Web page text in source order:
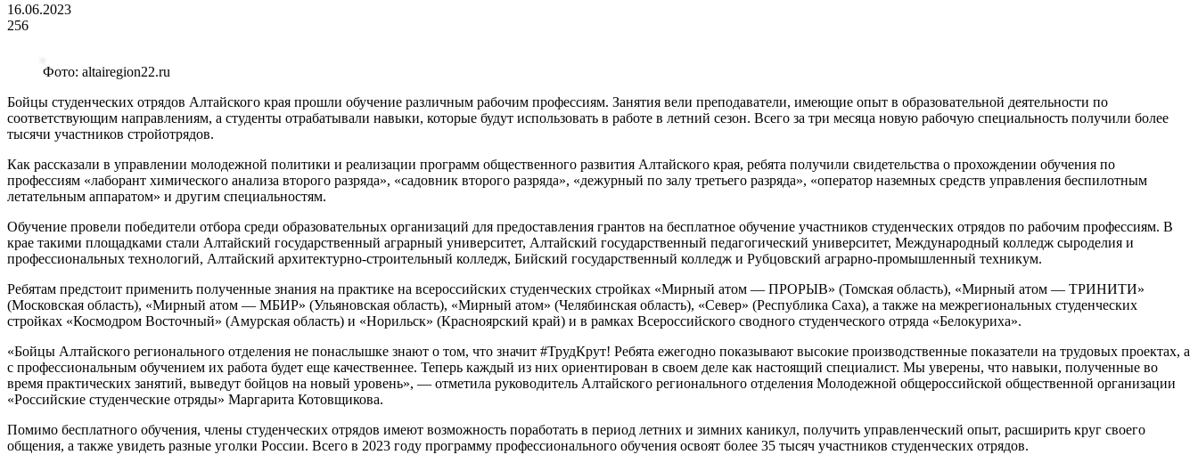
16.06.2023
256
Фото: altairegion22.ru
Бойцы студенческих отрядов Алтайского края прошли обучение различным рабочим профессиям. Занятия вели преподаватели, имеющие опыт в образовательной деятельности по
соответствующим направлениям, а студенты отрабатывали навыки, которые будут использовать в работе в летний сезон. Всего за три месяца новую рабочую специальность получили более
тысячи участников стройотрядов.
Как рассказали в управлении молодежной политики и реализации программ общественного развития Алтайского края, ребята получили свидетельства о прохождении обучения по
профессиям «лаборант химического анализа второго разряда», «садовник второго разряда», «дежурный по залу третьего разряда», «оператор наземных средств управления беспилотным
летательным аппаратом» и другим специальностям.
Обучение провели победители отбора среди образовательных организаций для предоставления грантов на бесплатное обучение участников студенческих отрядов по рабочим профессиям. В
крае такими площадками стали Алтайский государственный аграрный университет, Алтайский государственный педагогический университет, Международный колледж сыроделия и
профессиональных технологий, Алтайский архитектурно-строительный колледж, Бийский государственный колледж и Рубцовский аграрно-промышленный техникум.
Ребятам предстоит применить полученные знания на практике на всероссийских студенческих стройках «Мирный атом — ПРОРЫВ» (Томская область), «Мирный атом — ТРИНИТИ»
(Московская область), «Мирный атом — МБИР» (Ульяновская область), «Мирный атом» (Челябинская область), «Север» (Республика Саха), а также на межрегиональных студенческих
стройках «Космодром Восточный» (Амурская область) и «Норильск» (Красноярский край) и в рамках Всероссийского сводного студенческого отряда «Белокуриха».
«Бойцы Алтайского регионального отделения не понаслышке знают о том, что значит #ТрудКрут! Ребята ежегодно показывают высокие производственные показатели на трудовых проектах, а
с профессиональным обучением их работа будет еще качественнее. Теперь каждый из них ориентирован в своем деле как настоящий специалист. Мы уверены, что навыки, полученные во
время практических занятий, выведут бойцов на новый уровень», — отметила руководитель Алтайского регионального отделения Молодежной общероссийской общественной организации
«Российские студенческие отряды» Маргарита Котовщикова.
Помимо бесплатного обучения, члены студенческих отрядов имеют возможность поработать в период летних и зимних каникул, получить управленческий опыт, расширить круг своего
общения, а также увидеть разные уголки России. Всего в 2023 году программу профессионального обучения освоят более 35 тысяч участников студенческих отрядов.